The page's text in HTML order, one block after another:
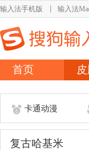
输入法手机版 输入法
首页
卡通动漫
复古哈基米